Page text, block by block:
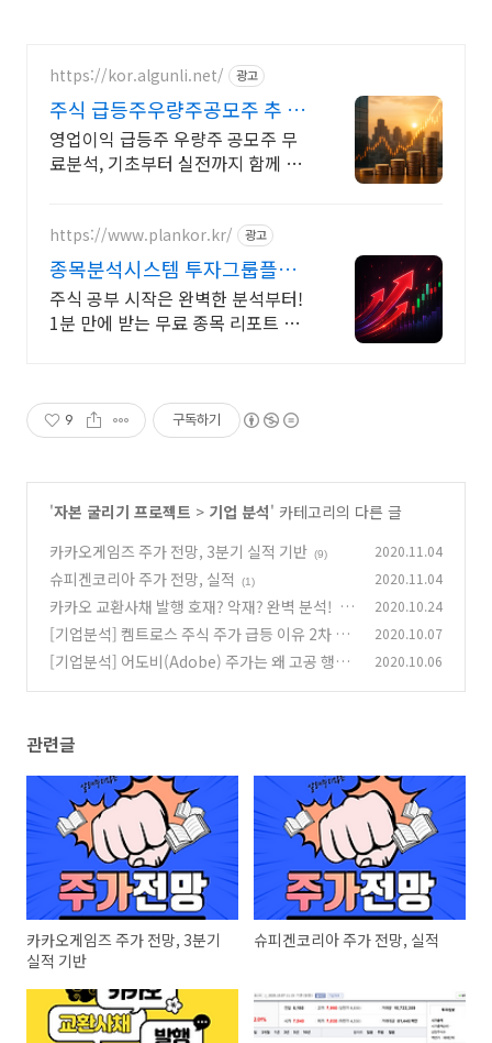
https://kor.algunli.net/ 광고
주식 급등주우량주공모주 추 종
목전망, 분석자료 제공
영업이익 급등주 우량주 공모주 무
료분석, 기초부터 실전까지 함께 주
다
https://www.plankor.kr/ 광고
종목분석시스템 투자그룹플랜
가입즉시 무료리포트 100%
주식 공부 시작은 완벽한 분석부터!
1분 만에 받는 무료 종목 리포트 신
9 구독하기
'자본 굴리기 프로젝트 > 기업 분석' 카테고리의 다른 글
카카오게임즈 주가 전망, 3분기 실적 기반 (9) 2020.11.04
슈피겐코리아 주가 전망, 실적 (1) 2020.11.04
카카오 교환사채 발행 호재? 악재? 완벽 분석!
(5
8)
2020.10.24
[기업분석] 켐트로스 주식 주가 급등 이유 2차 전
지 특허, 수소차까지? (0)
2020.10.07
[기업분석] 어도비(Adobe) 주가는 왜 고공 행진
2020.10.06
관련글
카카오게임즈 주가 전망, 3분기
실적 기반
슈피겐코리아 주가 전망, 실적